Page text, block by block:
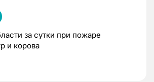
за сутки при пожаре
и корова